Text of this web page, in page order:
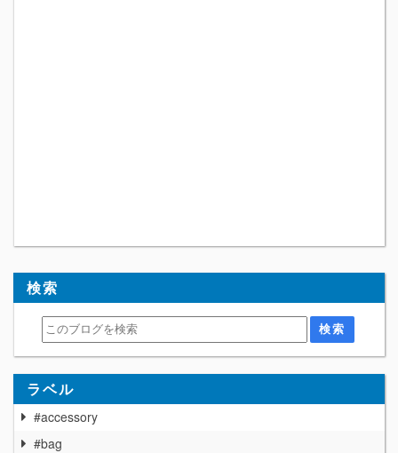
検索
ラベル
#accessory
#bag